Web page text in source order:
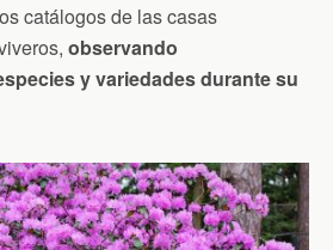
catálogos de las casas
observando
y variedades durante su